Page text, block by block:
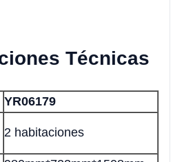
Técnicas
YR06179
2 habitaciones